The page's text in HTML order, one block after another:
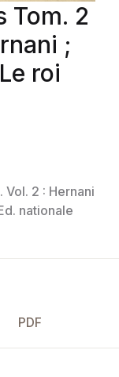
Tom. 2
;
roi
2 : Hernani
nationale
PDF